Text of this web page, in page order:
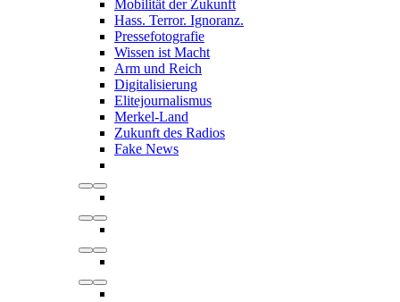
Mobilität der Zukunft
Hass. Terror. Ignoranz.
Pressefotografie
Wissen ist Macht
Arm und Reich
Digitalisierung
Elitejournalismus
Merkel-Land
Zukunft des Radios
Fake News